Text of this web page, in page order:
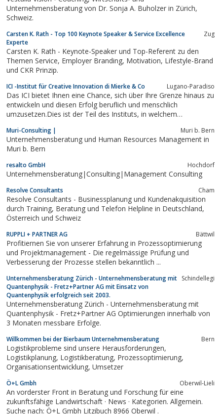
Unternehmensberatung von Dr. Sonja A. Buholzer in Zürich,
Schweiz.
Carsten K. Rath - Top 100 Keynote Speaker & Service Excellence
Experte
Zug
Carsten K. Rath - Keynote-Speaker und Top-Referent zu den
Themen Service, Employer Branding, Motivation, Lifestyle-Brand
und CKR Prinzip.
ICI -Institut für Creative Innovation di Mierke & Co Lugano-Paradiso
Das ICI bietet Ihnen eine Chance, sich über Ihre Grenze hinaus zu
entwickeln und diesen Erfolg beruflich und menschlich
umzusetzen.Dies ist der Teil des Instituts, in welchem
wird. Hier stehen die persönlichen, menschlichen Themen und die
eigene Entwicklung im...
Muri-Consulting | Muri b. Bern
Unternehmensberatung und Human Resources Management in
Muri b. Bern
resalto GmbH Hochdorf
Unternehmensberatung|Consulting|Management Consulting
Resolve Consultants Cham
Resolve Consultants - Businessplanung und Kundenakquisition
durch Training, Beratung und Telefon Helpline in Deutschland,
Österreich und Schweiz
RUPPLI + PARTNER AG Bättwil
Profitiernen Sie von unserer Erfahrung in Prozessoptimierung
und Projektmanagement - Die regelmässige Prüfung und
Verbesserung der Prozesse stellen bekanntlich ...
Unternehmensberatung Zürich - Unternehmensberatung mit
Quantenphysik - Fretz+Partner AG mit Einsatz von
Quantenphysik erfolgreich seit 2003.
Schindellegi
Unternehmensberatung Zürich - Unternehmensberatung mit
Quantenphysik - Fretz+Partner AG Optimierungen innerhalb von
3 Monaten messbare Erfolge.
Willkommen bei der Bierbaum Unternehmensberatung Bern
Logistikprobleme sind unsere Herausforderungen,
Logistikplanung, Logistikberatung, Prozessoptimierung,
Organisationsentwicklung, Umsetzer
Ö+L Gmbh Oberwil-Lieli
An vorderster Front in Beratung und Forschung für eine
zukunftsfähige Landwirtschaft · News · Kategorien. Allgemein.
Suche nach: Ö+L Gmbh Litzibuch 8966 Oberwil .